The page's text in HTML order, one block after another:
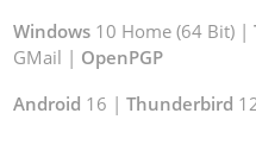
Windows10 Home (64 Bit) |
GMail | OpenPGP
Android 16 | Thunderbird